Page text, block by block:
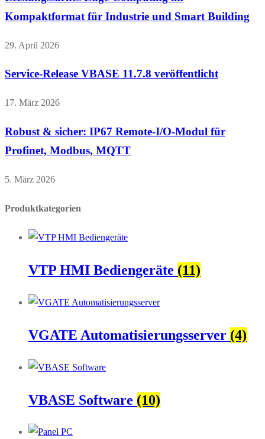
Kompaktformat für Industrie und Smart Building
29. April 2026
Service-Release VBASE 11.7.8 veröffentlicht
17. März 2026
Robust & sicher: IP67 Remote-I/O-Modul für
Profinet, Modbus, MQTT
5. März 2026
Produktkategorien
VTP HMI Bediengeräte (11)
VGATE Automatisierungsserver (4)
VBASE Software (10)